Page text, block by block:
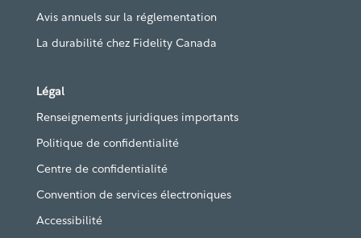
Avis annuels sur la réglementation
La durabilité chez Fidelity Canada
Légal
Renseignements juridiques importants
Politique de confidentialité
Centre de confidentialité
Convention de services électroniques
Accessibilité